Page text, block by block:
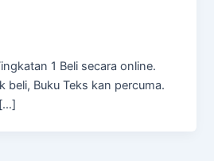
1 Beli secara online.
beli, Buku Teks kan percuma.